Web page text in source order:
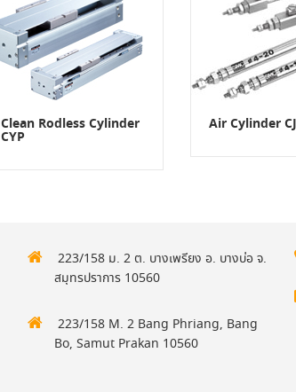
Clean Rodless Cylinder
CYP
Air Cylinder
223/158 ม. 2 ต. บางเพรียง อ. บางบ่อ จ.
สมุทรปราการ 10560
223/158 M. 2 Bang Phriang, Bang
Bo, Samut Prakan 10560